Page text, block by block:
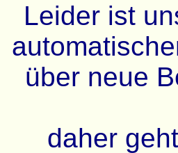
Leider ist
über neue
daher